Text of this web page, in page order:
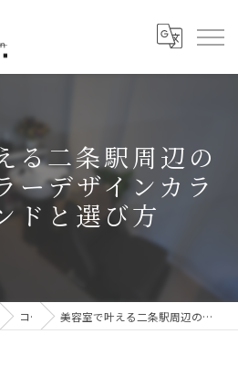
る二条駅周辺の
ーデザインカラ
ドと選び方
コラム 美容室で叶える二条駅周辺のインナーカラーデザインカラートレンドと選び方